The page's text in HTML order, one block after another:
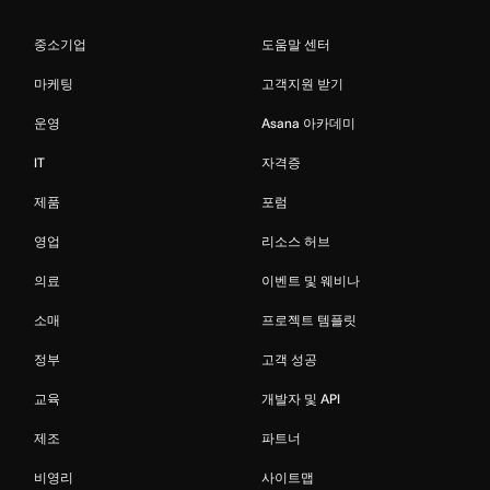
중소기업
마케팅
운영
IT
제품
영업
의료
소매
정부
교육
제조
비영리
도움말 센터
고객지원 받기
Asana 아카데미
자격증
포럼
리소스 허브
이벤트 및 웨비나
프로젝트 템플릿
고객 성공
개발자 및 API
파트너
사이트맵